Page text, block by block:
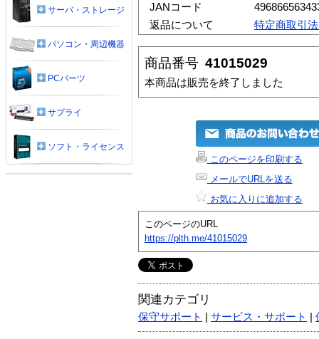
JANコード
返品について
特定商取引
商品番号 41015029
本商品は販売を終了しました
このページを印刷する
メールでURLを送る
お気に入りに追加する
このページのURL
https://plth.me/41015029
関連カテゴリ
保守サポート サービス・サポート
サーバ・ストレージ
パソコン・周辺機器
PCパーツ
サプライ
ソフト・ライセンス